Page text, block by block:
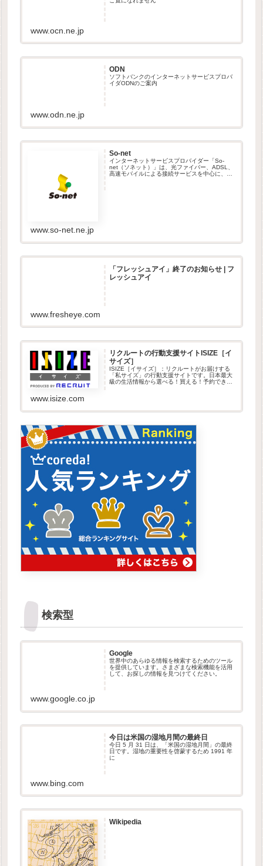
www.ocn.ne.jp
ODN
ソフトバンクのインターネットサービスプロバ
イダODNのご案内
www.odn.ne.jp
So-net
インターネットサービスプロバイダー「So-
net（ソネット）」は、光ファイバー、ADSL、
高速モバイルによる接続サービスを中心に、便
www.so-net.ne.jp
「フレッシュアイ」終了のお知らせ | フ
レッシュアイ
www.fresheye.com
リクルートの行動支援サイトISIZE［イ
サイズ］
ISIZE［イサイズ］：リクルートがお届けする
「私サイズ」の行動支援サイトです。日本最大
級の生活情報から選べる！買える！予約できま
www.isize.com
検索型
Google
世界中のあらゆる情報を検索するためのツール
を提供しています。さまざまな検索機能を活用
して、お探しの情報を見つけてください。
www.google.co.jp
今日は米国の湿地月間の最終日
今日 5 月 31 日は、「米国の湿地月間」の最終
日です。湿地の重要性を啓蒙するため 1991 年
に
www.bing.com
Wikipedia